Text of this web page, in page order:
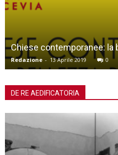
Chiese contemporanee: la
Redazione - 13 Aprile 2019 0
DE RE AEDIFICATORIA